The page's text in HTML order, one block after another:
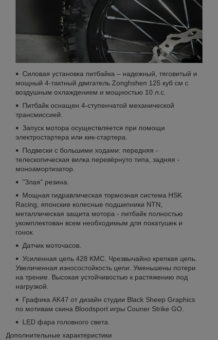
Cиловая установка питбайка – надежный, тяговитый и
мощный 4-тактный двигатель Zonghshen 125 куб см с
воздушным охлаждением и мощностью 10 л.с.
Питбайк оснащен 4-ступенчатой механической
трансмиссией.
Запуск мотора осуществляется при помощи
электростартера или кик-стартера.
Подвески с большими ходами: передняя -
телескопическая вилка перевёрнуто типа, задняя -
моноамортизатор.
"Злая" резина.
Мощная гидравлическая тормозная система HSK
Racing, японские колесные подшипники NTN,
металлическая защита мотора - питбайк полностью
укомплектован всем необходимым для покатушек и
гонок.
Датчик моточасов.
Усиленная цепь 428 KMC. Чрезвычайно крепкая цепь.
Увеличенная износостойкость цепи. Уменьшены потери
на трение. Высокая устойчивостью к растяжению под
нагрузкой.
Графика AK47 от дизайн студии Black Sheep Graphics
по мотивам скина Bloodsport игры Couner Strike GO.
LED фара головного света.
Дополнительные характеристики